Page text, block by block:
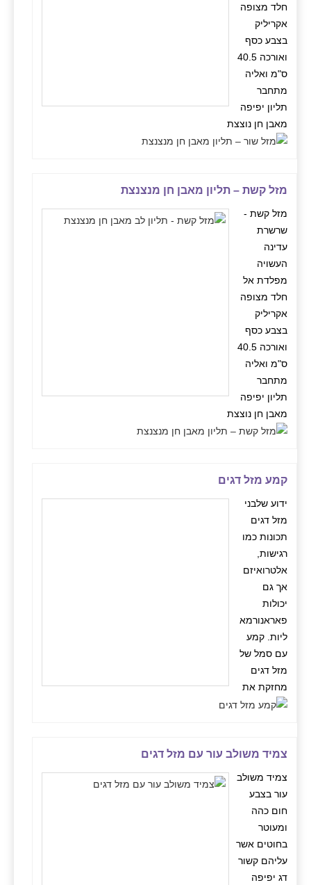
חלד מצופה
אקריליק
בצבע כסף
ואורכה 40.5
ס"מ ואליה
מתחבר
תליון יפיפה
מאבן חן נוצצת
מזל קשת – תליון מאבן חן מנצנצת
מזל קשת -
שרשרת
עדינה
העשויה
מפלדת אל
חלד מצופה
אקריליק
בצבע כסף
ואורכה 40.5
ס"מ ואליה
מתחבר
תליון יפיפה
מאבן חן נוצצת
קמע מזל דגים
ידוע שלבני
מזל דגים
תכונות כמו
רגישות,
אלטרואיזם
אך גם
יכולות
פאראנורמא
ליות. קמע
עם סמל של
מזל דגים
מחזקת את
צמיד משולב עור עם מזל דגים
צמיד משולב
עור בצבע
חום כהה
ומעוטר
בחוטים אשר
עליהם קשור
דג יפיפה